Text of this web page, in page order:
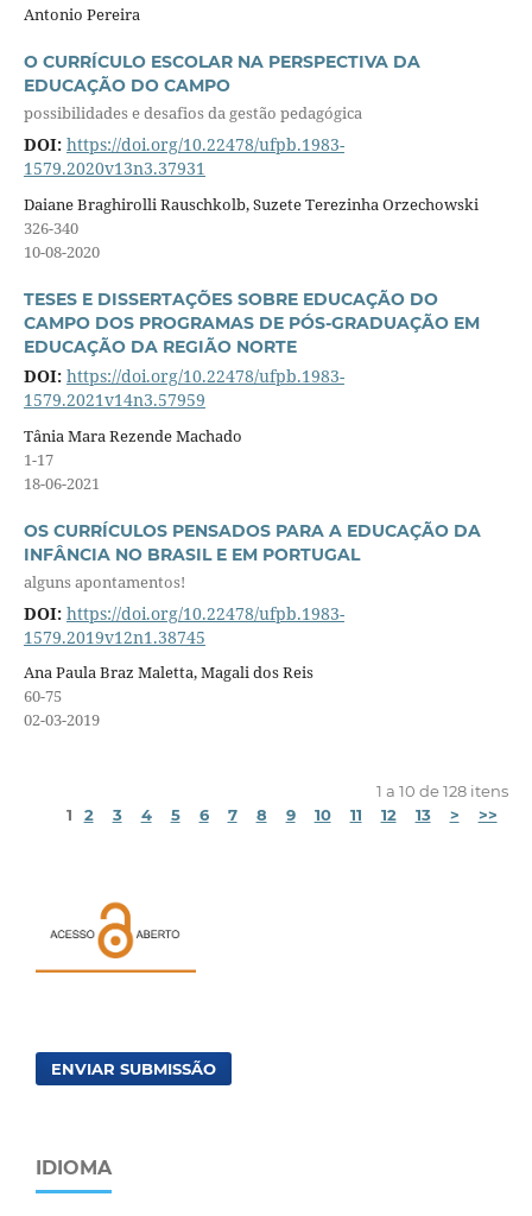
Antonio Pereira
O CURRÍCULO ESCOLAR NA PERSPECTIVA DA
EDUCAÇÃO DO CAMPO
possibilidades e desafios da gestão pedagógica
DOI: https://doi.org/10.22478/ufpb.1983-
1579.2020v13n3.37931
Daiane Braghirolli Rauschkolb, Suzete Terezinha Orzechowski
326-340
10-08-2020
TESES E DISSERTAÇÕES SOBRE EDUCAÇÃO DO
CAMPO DOS PROGRAMAS DE PÓS-GRADUAÇÃO EM
EDUCAÇÃO DA REGIÃO NORTE
DOI: https://doi.org/10.22478/ufpb.1983-
1579.2021v14n3.57959
Tânia Mara Rezende Machado
1-17
18-06-2021
OS CURRÍCULOS PENSADOS PARA A EDUCAÇÃO DA
INFÂNCIA NO BRASIL E EM PORTUGAL
alguns apontamentos!
DOI: https://doi.org/10.22478/ufpb.1983-
1579.2019v12n1.38745
Ana Paula Braz Maletta, Magali dos Reis
60-75
02-03-2019
1 a 10 de 128 itens
1
2 3 4 5 6 7 8 9 10 11 12 13 > >>
ENVIAR SUBMISSÃO
IDIOMA